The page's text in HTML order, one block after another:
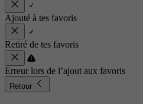
Ajouté à tes favoris
Retiré de tes favoris
Erreur lors de l’ajout aux favoris
Retour